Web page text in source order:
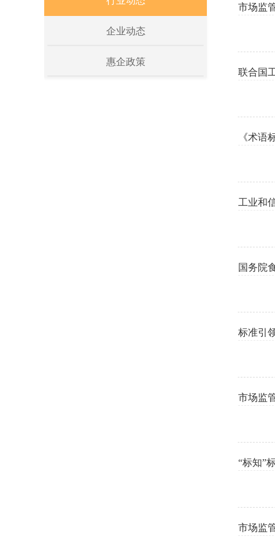
企业动态
惠企政策
市场监
联合国
《术语
工业和
国务院
标准引
市场监
“标知”
市场监